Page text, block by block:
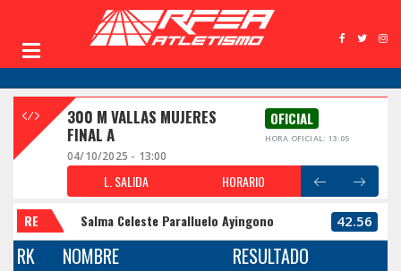
300 M VALLAS MUJERES
FINAL A
OFICIAL
HORA OFICIAL: 13:05
04/10/2025 - 13:00
L. SALIDA HORARIO
RE Salma Celeste Paralluelo Ayingono 42.56
RK NOMBRE RESULTADO